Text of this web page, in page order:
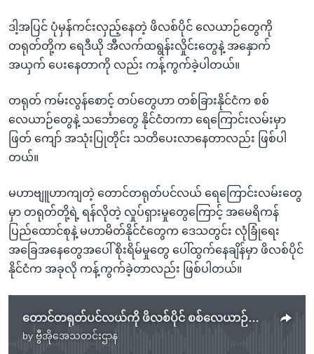
ဒါ့အပြင် ပုံမှန်ကင်းလှည့်နေတဲ့ ဖိလစ်ပိုင် လေယာဉ်တွေကို
တရုတ်တို့က ရေဒီယို အီလက်ထရွန်းလှိုင်းတွေနဲ့ အနှောက်
အယှက် ပေးနေတာကို လည်း ကန့်ကွက်ခဲ့ပါတယ်။
တရုတ် ကမ်းလွန်စောင့် တပ်တွေဟာ တစ်ခြားနိုင်ငံက စစ်
လေယာဉ်တွေနဲ့ သင်္ဘောတွေ နိုင်ငံတကာ ရေကြောင်းလမ်းမှာ
ဖြတ် ကျော် အသုံးပြုတိုင်း သတိပေးလာနေတာလည်း ဖြစ်ပါ
တယ်။
မဟာဗျူဟာကျတဲ့ တောင်တရုတ်ပင်လယ် ရေကြောင်းလမ်းတွေ
မှာ တရုတ်တို့ရဲ့ ရန်လိုတဲ့ လှုပ်ရှားမှုတွေကြောင့် အမေရိကန်
ပြည်ထောင်စုနဲ့ မဟာမိတ်နိုင်ငံတွေက ဒေသတွင်း လုံခြုံရေး
အခြေအနေတွေအပေါ် စိုးရိမ်မှုတွေ ပေါ်ထွက်နေချိန်မှာ ဖိလစ်ပိုင်
နိုင်ငံက အခုလို ကန့်ကွက်ခဲ့တာလည်း ဖြစ်ပါတယ်။
တောင်တရုတ်ပင်လယ်ကို ဖိလစ်ပိုင် စစ်လေယာဉ်စေလွတ်မှု ရန်စတဲ့လုပ်လို့ တရုတ်ပြော
by ဗွီအိုအေသတင်းဌာန
No media source currently available